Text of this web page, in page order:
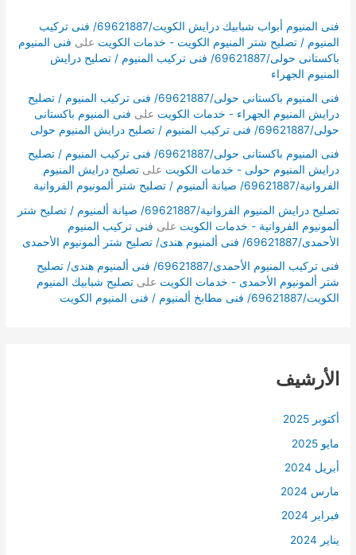
فنى المنيوم أبواب شبابيك درايش الكويت/69621887/ فنى تركيب
المنيوم / تصليح شتر المنيوم الكويت - خدمات الكويت على فنى المنيوم
باكستانى حولى/69621887/ فنى تركيب المنيوم / تصليح درايش
المنيوم الجهراء
فنى المنيوم باكستانى حولى/69621887/ فنى تركيب المنيوم / تصليح
درايش المنيوم الجهراء - خدمات الكويت على فنى المنيوم باكستانى
حولى/69621887/ فنى تركيب المنيوم / تصليح درايش المنيوم حولى
فنى المنيوم باكستانى حولى/69621887/ فنى تركيب المنيوم / تصليح
درايش المنيوم حولى - خدمات الكويت علىتصليح درايش المنيوم
الفروانية/69621887/ صيانة ألمنيوم / تصليح شتر ألمونيوم الفروانية
تصليح درايش المنيوم الفروانية/69621887/ صيانة ألمنيوم / تصليح شتر
ألمونيوم الفروانية - خدمات الكويت على فنى تركيب المنيوم
الأحمدى/69621887/ فنى ألمنيوم هندى/ تصليح شتر ألمونيوم الأحمدى
فنى تركيب المنيوم الأحمدى/69621887/ فنى ألمنيوم هندى/ تصليح
شتر ألمونيوم الأحمدى - خدمات الكويت علىتصليح شبابيك المنيوم
الكويت/69621887/ فنى مطابخ ألمنيوم / فنى المنيوم الكويت
الأرشيف
أكتوبر 2025
مايو 2025
أبريل 2024
مارس 2024
فبراير 2024
يناير 2024